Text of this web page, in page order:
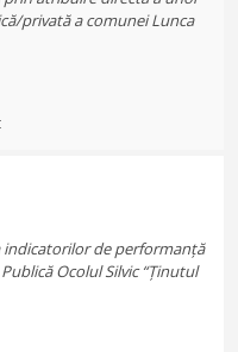
privată a comunei Lunca
de performanță
Ocolul Silvic “Ținutul